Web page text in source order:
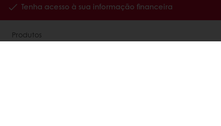
Tenha acesso à sua informação financeira
Produtos